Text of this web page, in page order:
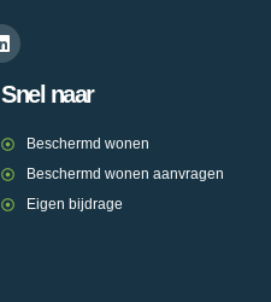
Snel naar
Beschermd wonen
Beschermd wonen aanvragen
Eigen bijdrage